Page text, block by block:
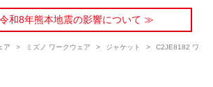
令和8年熊本地震の影響について ≫
ア > ミズノ ワークウェア > ジャケット >
C2JE8182 ワ